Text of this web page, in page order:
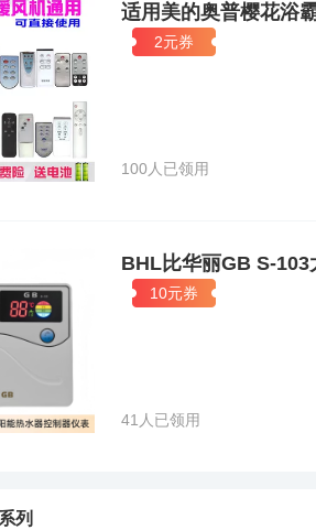
适用美的奥普樱花浴
2元券
100人已领用
BHL比华丽GB S-103
10元券
41人已领用
列